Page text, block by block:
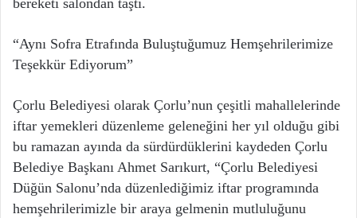
bereketi salondan taştı.
“Aynı Sofra Etrafında Buluştuğumuz Hemşehrilerimize
Teşekkür Ediyorum”
Çorlu Belediyesi olarak Çorlu’nun çeşitli mahallelerinde
iftar yemekleri düzenleme geleneğini her yıl olduğu gibi
bu ramazan ayında da sürdürdüklerini kaydeden Çorlu
Belediye Başkanı Ahmet Sarıkurt, “Çorlu Belediyesi
Düğün Salonu’nda düzenlediğimiz iftar programında
hemşehrilerimizle bir araya gelmenin mutluluğunu